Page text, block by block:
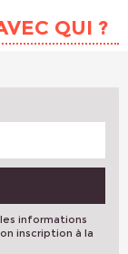
QUI ?
informations
inscription à la